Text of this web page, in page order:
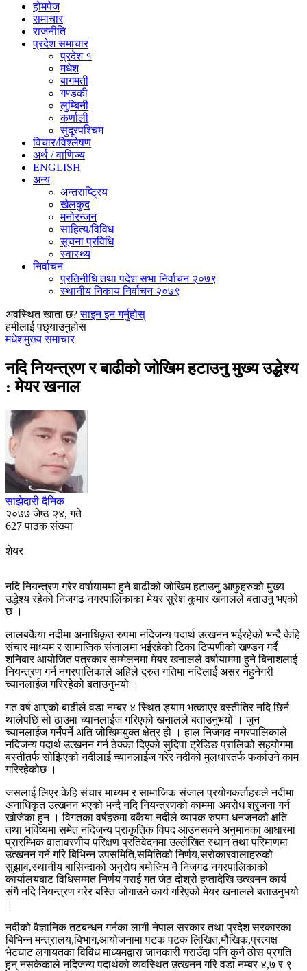
होमपेज
समाचार
राजनीति
प्रदेश समाचार
प्रदेश १
मधेश
बागमती
गण्डकी
लुम्बिनी
कर्णाली
सुदूरपश्चिम
विचार/विश्‍लेषण
अर्थ / वाणिज्य
ENGLISH
अन्य
अन्तराष्ट्रिय
खेलकुद
मनोरन्जन
साहित्य/विविध
सूचना प्रविधि
स्वास्थ्य
निर्वाचन
प्रतिनीधि तथा पदेश सभा निर्वाचन २०७९
स्थानीय निकाय निर्वाचन २०७९
अवस्थित खाता छ? साइन इन गर्नुहोस्
हमीलाई पछ्याउनुहोस
मधेशमुख्य समाचार
नदि नियन्त्रण र बाढीको जोखिम हटाउनु मुख्य उद्धेश्य
: मेयर खनाल
साझेदारी दैनिक
२०७७ जेष्ठ २४, गते
627 पाठक संख्या
शेयर
नदि नियन्त्रण गरेर वर्षायाममा हुने बाढीको जोखिम हटाउनु आफुहरुको मुख्य
उद्धेश्य रहेको निजगढ नगरपालिकाका मेयर सुरेश कुमार खनालले बताउनु भएको
छ ।
लालबकैया नदीमा अनाधिकृत रुपमा नदिजन्य पदार्थ उत्खनन भईरहेको भन्दै केहि
संचार माध्यम र सामाजिक संजालमा भईरहेको टिका टिप्पणीको खण्डन गर्दै
शनिबार आयोजित पत्रकार सम्मेलनमा मेयर खनालले वर्षायाममा हुने बिनाशलाई
नियन्त्रण गर्न नगरपालिकाले अहिले द्रुत गतिमा नदिलाई असर नहुनेगरी
च्यानलाईज गरिरहेको बताउनुभयो ।
गत वर्ष आएको बाढीले वडा नम्बर ४ स्थित ड्याम भत्काएर बस्तीतिर नदि छिर्न
थालेपछि सो ठाउमा च्यानलाईज गरिएको खनालले बताउनुभयो । जुन
च्यानलाईज गर्नैपर्ने अति जोखिमयुक्त क्षेत्र हो । हाल निजगढ नगरपालिकाले
नदिजन्य पदार्थ उत्खनन गर्न ठेक्का दिएको सुदिपा ट्रेडिङ प्रालिको सहयोगमा
बस्तीतर्फ सोझिएको नदीलाई च्यानलाईज गरेर नदीको मुलधारतर्फ फर्काउने काम
गरिरहेकोछ ।
जसलाई लिएर केहि संचार माध्यम र सामाजिक संजाल प्रयोगकर्ताहरुले नदीमा
अनाधिकृत उत्खनन भएको भन्दै नदि नियन्त्रणको काममा अवरोध श्रृजना गर्न
खोजेका हुन । विगतका वर्षहरुमा बकैया नदीले व्यापक रुपमा धनजनको क्षति
तथा भविष्यमा समेत नदिजन्य प्राकृतिक विपद आउनसक्ने अनुमानका आधारमा
प्रारम्भिक वातावरणीय परिक्षण प्रतिवेदनमा उल्लेखित स्थान तथा परिमाणमा
उत्खनन गर्ने गरि बिभिन्न उपसमिति,समितिको निर्णय,सरोकारवालाहरुको
सुझाव,स्थानीय बासिन्दाको अनुरोध बमोजिम नै निजगढ नगरपालिकाको
कार्यालयबाट विधिसम्मत निर्णय गराई गत जेठ दोश्रो हप्तादेखि उत्खनन कार्य
संगै नदि नियन्त्रण गरेर बस्ति जोगाउने कार्य गरिएको मेयर खनालले बताउनुभयो
।
नदीको वैज्ञानिक तटबन्धन गर्नका लागी नेपाल सरकार तथा प्रदेश सरकारका
बिभिन्न मन्त्रालय,बिभाग,आयोजनामा पटक पटक लिखित,मौखिक,प्रत्यक्ष
भेटघाट लगायतका विविध माध्यमद्वारा जानकारी गराउँदा पनि कुनै ठोस प्रगति
हुन् नसकेकाले नदिजन्य पदार्थको व्यवस्थित उत्खनन गरि वडा नम्बर ४,७ र ९